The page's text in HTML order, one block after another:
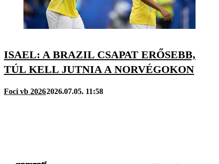
ISAEL: A BRAZIL CSAPAT ERŐSEBB,
TÚL KELL JUTNIA A NORVÉGOKON
Foci vb 20262026.07.05. 11:58